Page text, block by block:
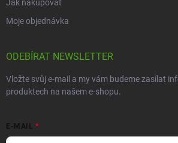
Jak nakupovat
Moje objednávka
ODEBÍRAT NEWSLETTER
Vložte svůj e-mail a my vám budeme zasílat
produktech na našem e-shopu.
E-MAIL